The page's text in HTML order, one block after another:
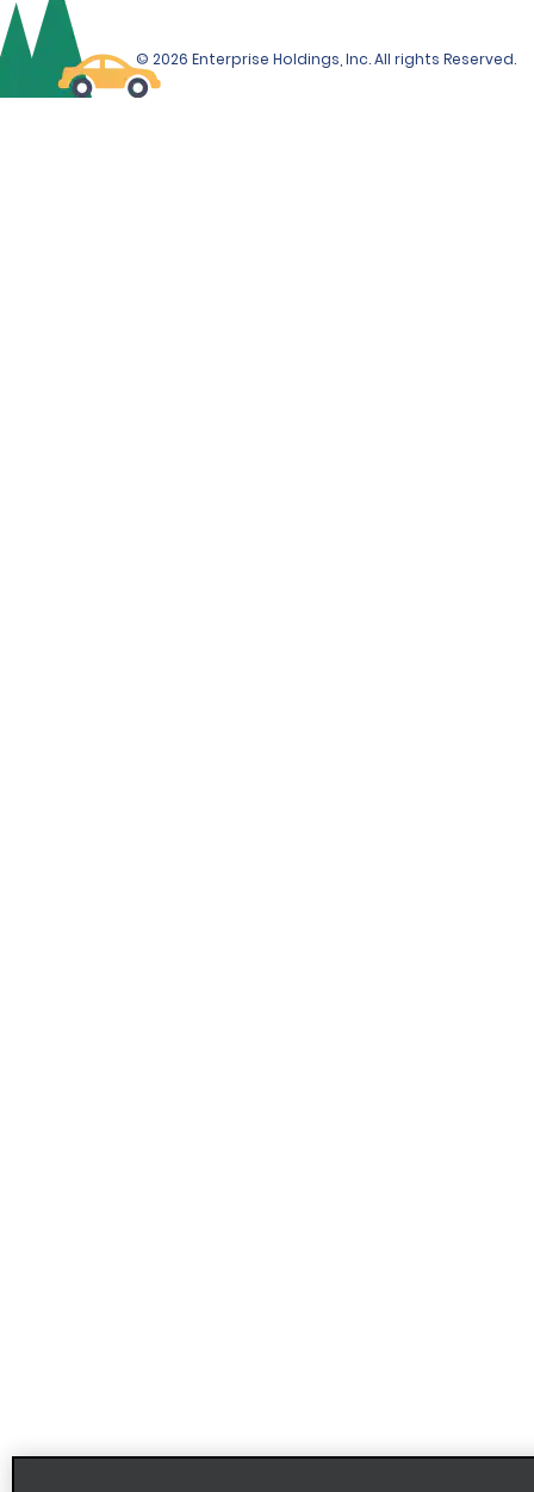
© 2026 Enterprise Holdings, Inc. All rights Reserved.